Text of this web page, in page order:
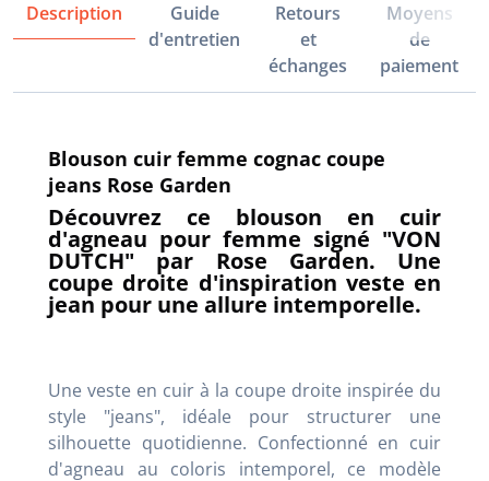
Description
Guide
d'entretien
Retours
et
échanges
Moyens
de
paiement
Blouson cuir femme cognac coupe
jeans Rose Garden
Découvrez ce blouson en cuir
d'agneau pour femme signé "VON
DUTCH" par Rose Garden. Une
coupe droite d'inspiration veste en
jean pour une allure intemporelle.
Une veste en cuir à la coupe droite inspirée du
style "jeans", idéale pour structurer une
silhouette quotidienne. Confectionné en cuir
d'agneau au coloris intemporel, ce modèle